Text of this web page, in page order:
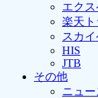
エク
楽天
スカイ
HIS
JTB
その他
ニュー